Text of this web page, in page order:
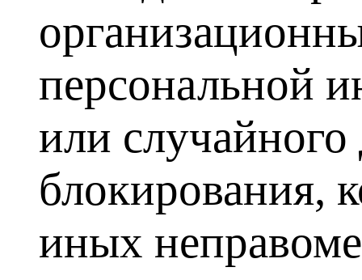
персональной
или
блокирования,
иных